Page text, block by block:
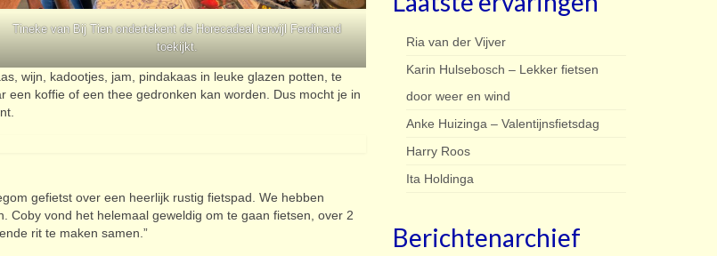
Tineke van Bij Tien ondertekent de Horecadeal terwijl Ferdinand
toekijkt.
wijn, kadootjes, jam, pindakaas in leuke glazen potten, te
koffie of een thee gedronken kan worden. Dus mocht je in
gefietst over een heerlijk rustig fietspad. We hebben
Coby vond het helemaal geweldig om te gaan fietsen, over 2
rit te maken samen.”
Ria van der Vijver
Karin Hulsebosch – Lekker fietsen
door weer en wind
Anke Huizinga – Valentijnsfietsdag
Harry Roos
Ita Holdinga
Berichtenarchief